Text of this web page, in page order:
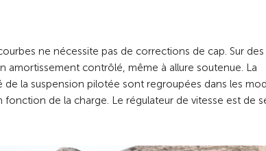
ne nécessite pas de corrections de cap. Sur
contrôlé, même à allure soutenue. La
la suspension pilotée sont regroupées dans les
de la charge. Le régulateur de vitesse est de